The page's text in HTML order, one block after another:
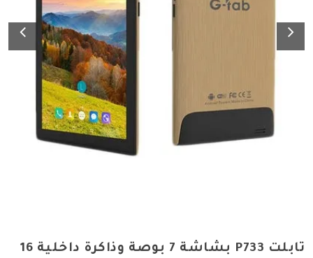
تابلت P733 بشاشة 7 بوصة وذاكرة داخلية 16